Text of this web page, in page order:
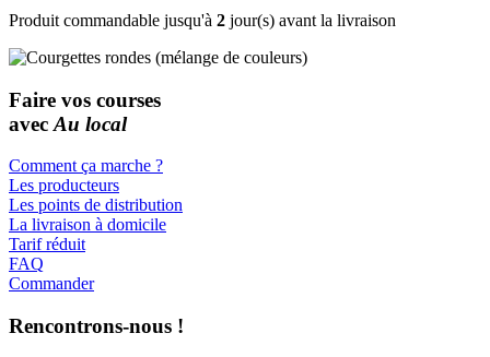
Produit commandable jusqu'à 2 jour(s) avant la livraison
Faire vos courses
avec Au local
Comment ça marche ?
Les producteurs
Les points de distribution
La livraison à domicile
Tarif réduit
FAQ
Commander
Rencontrons-nous !